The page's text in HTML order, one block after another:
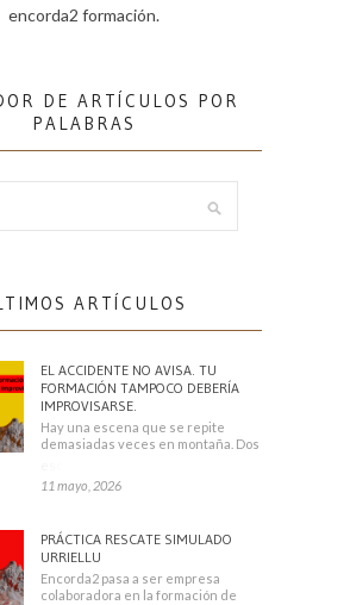
encorda2 formación.
DE ARTÍCULOS POR
PALABRAS
ARTÍCULOS
EL ACCIDENTE NO AVISA. TU
FORMACIÓN TAMPOCO DEBERÍA
IMPROVISARSE.
Hay una escena que se repite
demasiadas veces en montaña. Dos
11 mayo, 2026
PRÁCTICA RESCATE SIMULADO
URRIELLU
Encorda2 pasa a ser empresa
colaboradora en la formación de